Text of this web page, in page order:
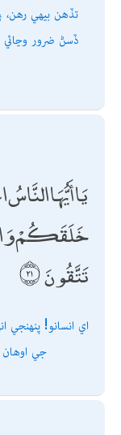
تڏھن بيھي
ڏسڻ ضرور
يَا أَيُّهَا
خَلَقَكُمْ
تَتَّقُونَ
اي انسانو!
جي